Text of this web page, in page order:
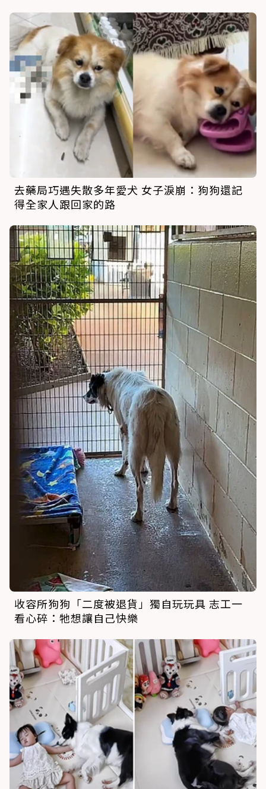
去藥局巧遇失散多年愛犬 女子淚崩：狗狗還記
得全家人跟回家的路
收容所狗狗「二度被退貨」獨自玩玩具 志工一
看心碎：牠想讓自己快樂